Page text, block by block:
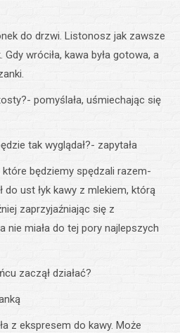
do drzwi. Listonosz jak zawsze
wróciła, kawa była gotowa, a
pomyślała, uśmiechając się
tak wyglądał?- zapytała
które będziemy spędzali razem-
do ust łyk kawy z mlekiem, którą
zaprzyjaźniając się z
nie miała do tej pory najlepszych
zaczął działać?
z ekspresem do kawy. Może